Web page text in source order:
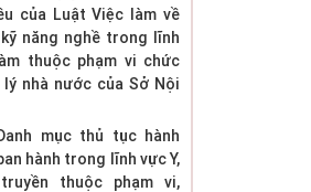
của Luật Việc làm về
năng nghề trong lĩnh
thuộc phạm vi chức
lý nhà nước của Sở Nội
mục thủ tục hành
hành trong lĩnh vực Y,
thuộc phạm vi,